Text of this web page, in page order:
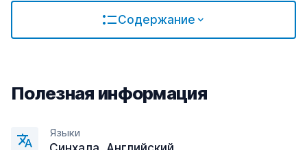
Содержание
Полезная информация
Языки